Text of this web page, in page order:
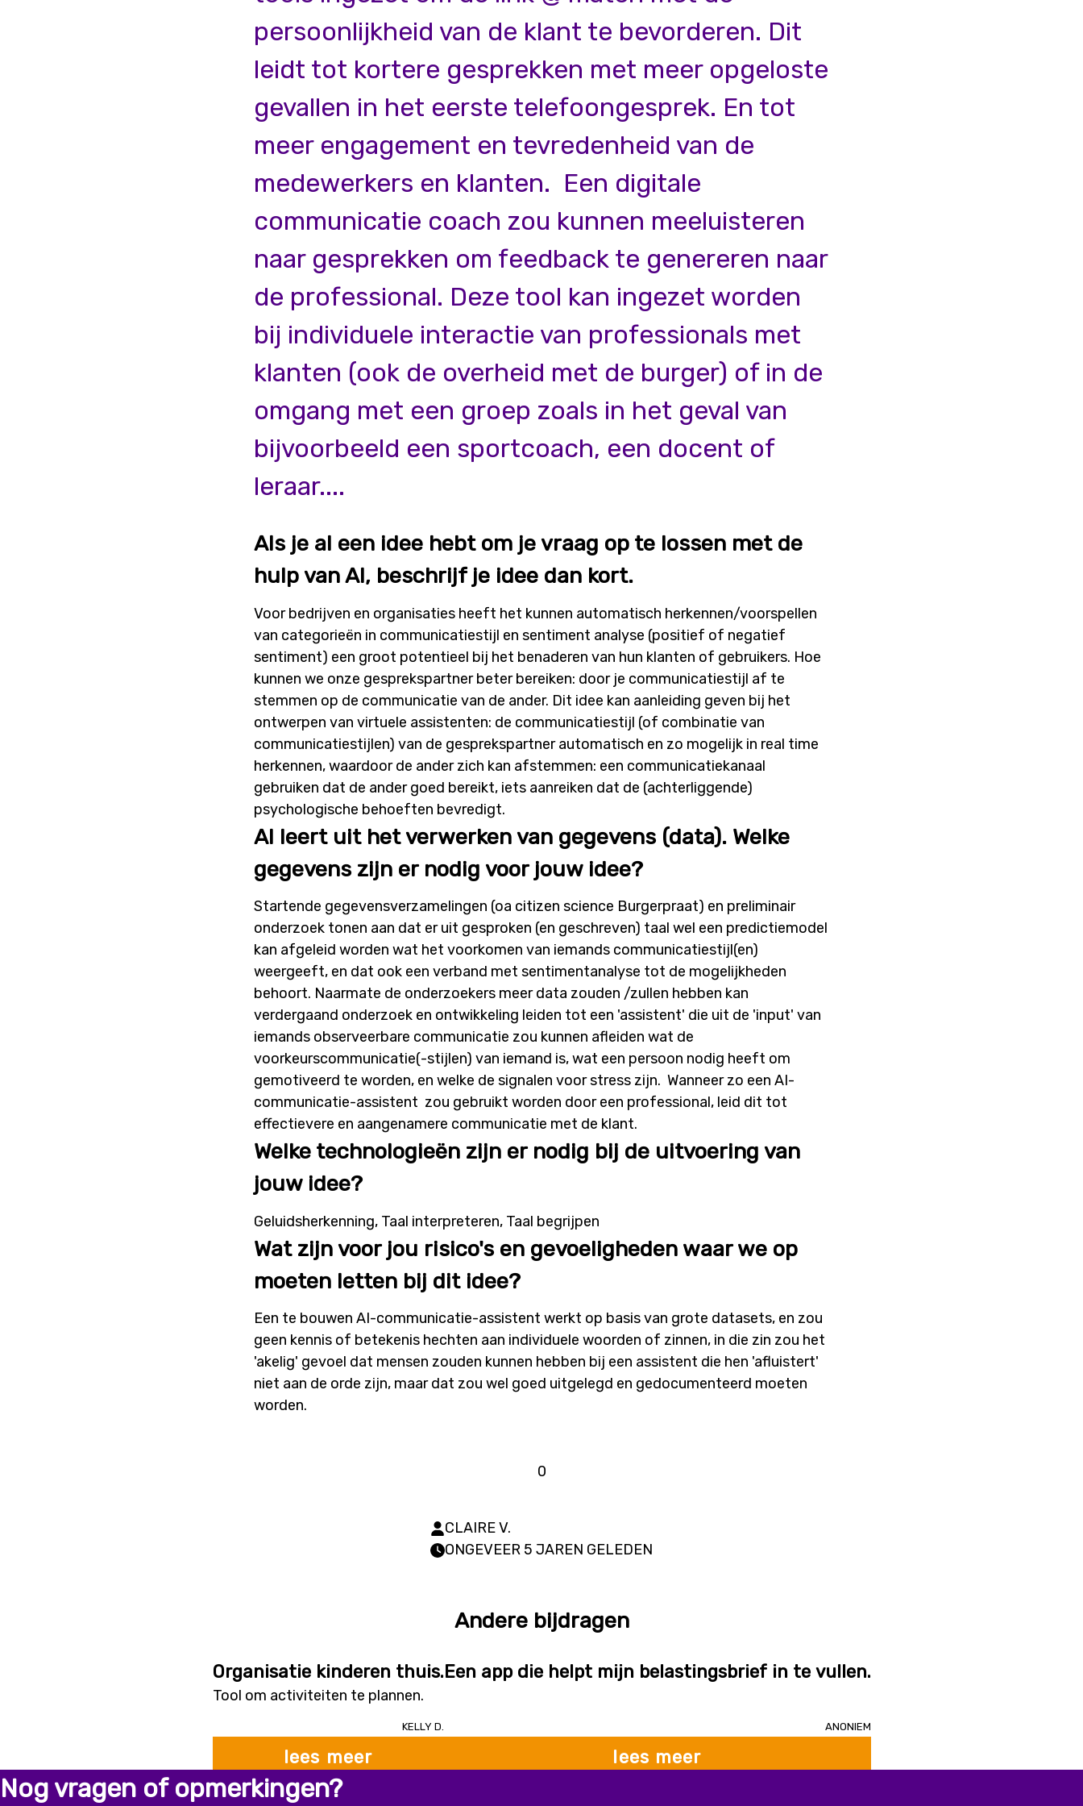
persoonlijkheid van de klant te bevorderen. Dit
leidt tot kortere gesprekken met meer opgeloste
gevallen in het eerste telefoongesprek. En tot
meer engagement en tevredenheid van de
medewerkers en klanten. Een digitale
communicatie coach zou kunnen meeluisteren
naar gesprekken om feedback te genereren naar
de professional. Deze tool kan ingezet worden
bij individuele interactie van professionals met
klanten (ook de overheid met de burger) of in de
omgang met een groep zoals in het geval van
bijvoorbeeld een sportcoach, een docent of
leraar....
Als je al een idee hebt om je vraag op te lossen met de
hulp van AI, beschrijf je idee dan kort.
Voor bedrijven en organisaties heeft het kunnen automatisch herkennen/voorspellen
van categorieën in communicatiestijl en sentiment analyse (positief of negatief
sentiment) een groot potentieel bij het benaderen van hun klanten of gebruikers. Hoe
kunnen we onze gesprekspartner beter bereiken: door je communicatiestijl af te
stemmen op de communicatie van de ander. Dit idee kan aanleiding geven bij het
ontwerpen van virtuele assistenten: de communicatiestijl (of combinatie van
communicatiestijlen) van de gesprekspartner automatisch en zo mogelijk in real time
herkennen, waardoor de ander zich kan afstemmen: een communicatiekanaal
gebruiken dat de ander goed bereikt, iets aanreiken dat de (achterliggende)
psychologische behoeften bevredigt.
AI leert uit het verwerken van gegevens (data). Welke
gegevens zijn er nodig voor jouw idee?
Startende gegevensverzamelingen (oa citizen science Burgerpraat) en preliminair
onderzoek tonen aan dat er uit gesproken (en geschreven) taal wel een predictiemodel
kan afgeleid worden wat het voorkomen van iemands communicatiestijl(en)
weergeeft, en dat ook een verband met sentimentanalyse tot de mogelijkheden
behoort. Naarmate de onderzoekers meer data zouden /zullen hebben kan
verdergaand onderzoek en ontwikkeling leiden tot een 'assistent' die uit de 'input' van
iemands observeerbare communicatie zou kunnen afleiden wat de
voorkeurscommunicatie(-stijlen) van iemand is, wat een persoon nodig heeft om
gemotiveerd te worden, en welke de signalen voor stress zijn. Wanneer zo een AI-
communicatie-assistent zou gebruikt worden door een professional, leid dit tot
effectievere en aangenamere communicatie met de klant.
Welke technologieën zijn er nodig bij de uitvoering van
jouw idee?
Geluidsherkenning, Taal interpreteren, Taal begrijpen
Wat zijn voor jou risico's en gevoeligheden waar we op
moeten letten bij dit idee?
Een te bouwen AI-communicatie-assistent werkt op basis van grote datasets, en zou
geen kennis of betekenis hechten aan individuele woorden of zinnen, in die zin zou het
'akelig' gevoel dat mensen zouden kunnen hebben bij een assistent die hen 'afluistert'
niet aan de orde zijn, maar dat zou wel goed uitgelegd en gedocumenteerd moeten
worden.
0
CLAIRE V.
ONGEVEER 5 JAREN GELEDEN
Andere bijdragen
Organisatie kinderen thuis.
Tool om activiteiten te plannen.
Kelly D.
lees meer
Een app die helpt mijn belastingsbrief in te vullen.
Anoniem
lees meer
Nog vragen of opmerkingen?